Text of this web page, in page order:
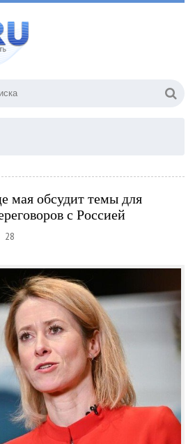
мая обсудит темы для
с Россией
28